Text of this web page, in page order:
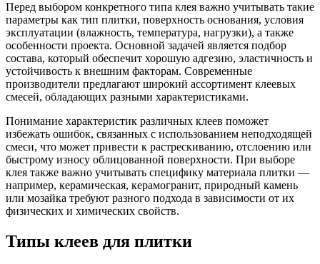
Перед выбором конкретного типа клея важно учитывать такие
параметры как тип плитки, поверхность основания, условия
эксплуатации (влажность, температура, нагрузки), а также
особенности проекта. Основной задачей является подбор
состава, который обеспечит хорошую адгезию, эластичность и
устойчивость к внешним факторам. Современные
производители предлагают широкий ассортимент клеевых
смесей, обладающих разными характеристиками.
Понимание характеристик различных клеев поможет
избежать ошибок, связанных с использованием неподходящей
смеси, что может привести к растрескиванию, отслоению или
быстрому износу облицованной поверхности. При выборе
клея также важно учитывать специфику материала плитки —
например, керамическая, керамогранит, природный камень
или мозайка требуют разного подхода в зависимости от их
физических и химических свойств.
Типы клеев для плитки